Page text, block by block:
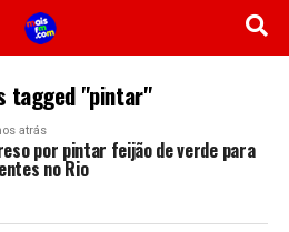
tagged "pintar"
atrás
por pintar feijão de verde para
no Rio